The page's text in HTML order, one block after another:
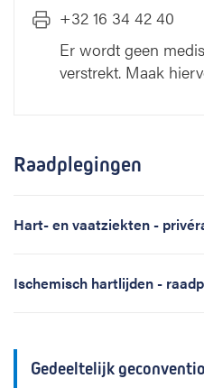
+32 16 34 42 40
Er wordt geen
verstrekt. Maak
Raadplegingen
Hart- en vaatziekten -
Ischemisch hartlijden -
Gedeeltelijk